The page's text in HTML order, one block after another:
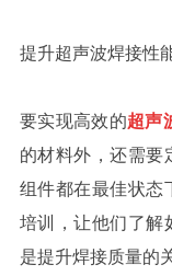
提升超声波焊接性
要实现高效的超声
的材料外，还需要
组件都在最佳状态
培训，让他们了解
是提升焊接质量的